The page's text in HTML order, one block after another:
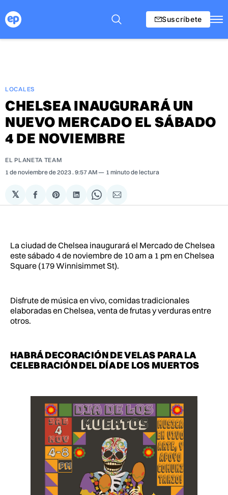
Suscríbete
LOCALES
CHELSEA INAUGURARÁ UN
NUEVO MERCADO EL SÁBADO
4 DE NOVIEMBRE
EL PLANETA TEAM
1 de noviembre de 2023. 9:57 AM 1 minuto de lectura
𝕏
Compartir
en
Share
on
Compartir
en
Share
on
Compartir
via
La ciudad de Chelsea inaugurará el Mercado de Chelsea
este sábado 4 de noviembre de 10 am a 1 pm en Chelsea
Square (179 Winnisimmet St).
Disfrute de música en vivo, comidas tradicionales
elaboradas en Chelsea, venta de frutas y verduras entre
otros.
HABRÁ DECORACIÓN DE VELAS PARA LA
CELEBRACIÓN DEL DÍA DE LOS MUERTOS